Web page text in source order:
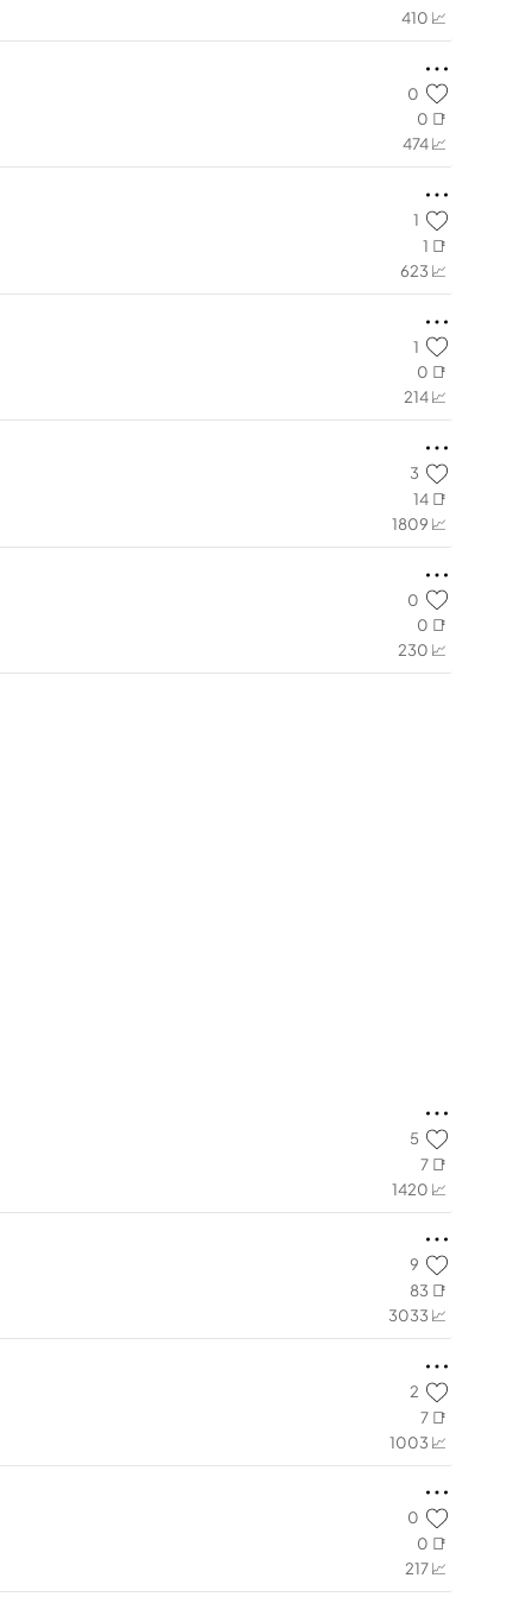
410 📈
0
0 📑
474 📈
1
1 📑
623 📈
1
0 📑
214 📈
3
14 📑
1809 📈
0
0 📑
230 📈
5
7 📑
1420 📈
9
83 📑
3033 📈
2
7 📑
1003 📈
0
0 📑
217 📈